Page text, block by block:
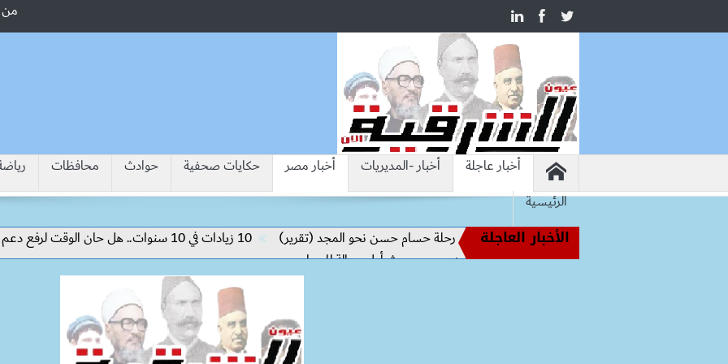
أخبار عاجلة أخبار -المديريات أخبار مصر حكايات صحفية حوادث محافظات
الرئيسية
الأخبار العاجلة
الملاعب إلى قيادة الفراعنة.. كواليس رحلة حسام حسن نحو المجد (تقرير) 10 زيادات في 10 سنوات.. هل حان الوقت لرفع دعم البنزين نهائيا؟
صلاح يرتدي الرقم 10 مع طرابزون سبور ويبعث أول رسالة للجماهير